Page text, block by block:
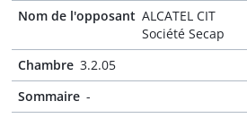
Nom de l'opposant ALCATEL CIT
Société Secap
Chambre 3.2.05
Sommaire -